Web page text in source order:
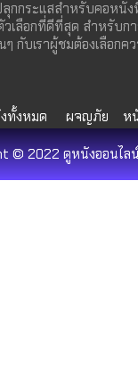
ลุกกระแสสำหรับคอหนั
วเลือกที่ดีที่สุด สำหรับ
กับเราผู้ชมต้องเลือก
ทั้งหมด ผจญภัย ห
© 2022 ดูหนังออนไล